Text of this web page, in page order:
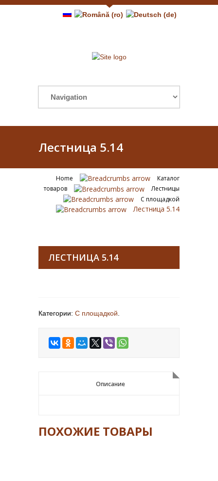
Лестница 5.14
Home
Каталог
товаров
Лестницы
С площадкой
Лестница 5.14
ЛЕСТНИЦА 5.14
Категории: С площадкой
Описание
Описание
ПОХОЖИЕ ТОВАРЫ